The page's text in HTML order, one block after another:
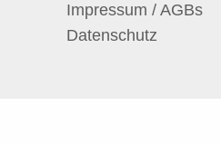
Impressum / AGBs
Datenschutz